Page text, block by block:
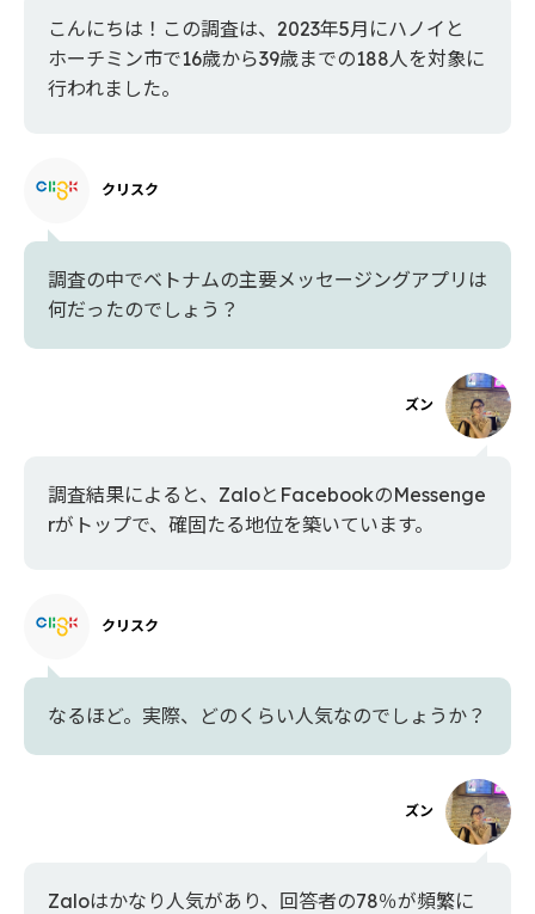
こんにちは！この調査は、2023年5月にハノイと
ホーチミン市で16歳から39歳までの188人を対象に
行われました。
クリスク
調査の中でベトナムの主要メッセージングアプリは
何だったのでしょう？
ズン
調査結果によると、ZaloとFacebookのMessenge
rがトップで、確固たる地位を築いています。
クリスク
なるほど。実際、どのくらい人気なのでしょうか？
ズン
Zaloはかなり人気があり、回答者の78％が頻繁に